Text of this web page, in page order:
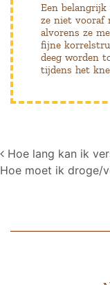
Een
ze niet vooraf
alvorens ze
fijne
deeg worden
tijdens het
Post
Hoe lang kan ik
Hoe moet ik droge/